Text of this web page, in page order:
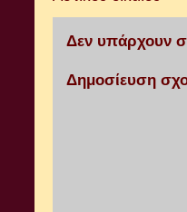
Δεν υπάρχουν
Δημοσίευση